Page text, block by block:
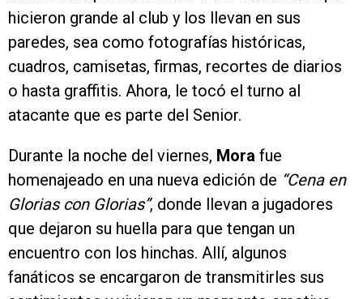
hicieron grande al club y los llevan en sus
paredes, sea como fotografías históricas,
cuadros, camisetas, firmas, recortes de diarios
o hasta graffitis. Ahora, le tocó el turno al
atacante que es parte del Senior.
Durante la noche del viernes, Mora fue
homenajeado en una nueva edición de “Cena en
Glorias con Glorias”, donde llevan a jugadores
que dejaron su huella para que tengan un
encuentro con los hinchas. Allí, algunos
fanáticos se encargaron de transmitirles sus